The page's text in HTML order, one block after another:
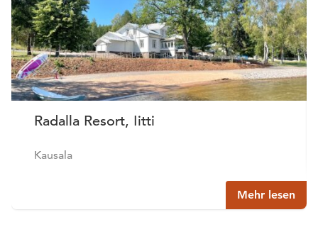
Radalla Resort, Iitti
Kausala
Mehr lesen